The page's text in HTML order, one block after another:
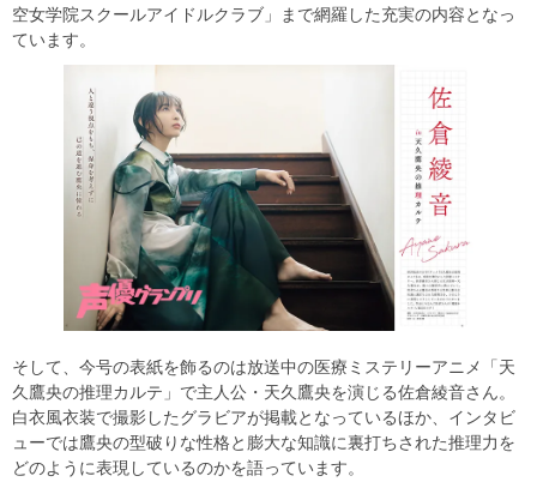
空女学院スクールアイドルクラブ」まで網羅した充実の内容となっ
ています。
そして、今号の表紙を飾るのは放送中の医療ミステリーアニメ「天
久鷹央の推理カルテ」で主人公・天久鷹央を演じる佐倉綾音さん。
白衣風衣装で撮影したグラビアが掲載となっているほか、インタビ
ューでは鷹央の型破りな性格と膨大な知識に裏打ちされた推理力を
どのように表現しているのかを語っています。